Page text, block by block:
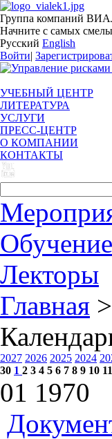
Группа компаний
Начните с самых
Русский English
Войти|
УЧЕБНЫЙ ЦЕНТР
ЛИТЕРАТУРА
УСЛУГИ
ПРЕСС-ЦЕНТР
О КОМПАНИИ
КОНТАКТЫ
Лекторы
Главная >
2027 2026 2025 2024
30 1 2 3 4 5 6 7 8 9 10 11
01 1970